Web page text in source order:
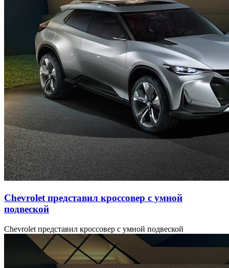
Chevrolet представил кроссовер с умной
подвеской
Chevrolet представил кроссовер с умной подвеской